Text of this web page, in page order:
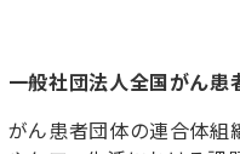
一般社団法人全国がん患
がん患者団体の連合体組